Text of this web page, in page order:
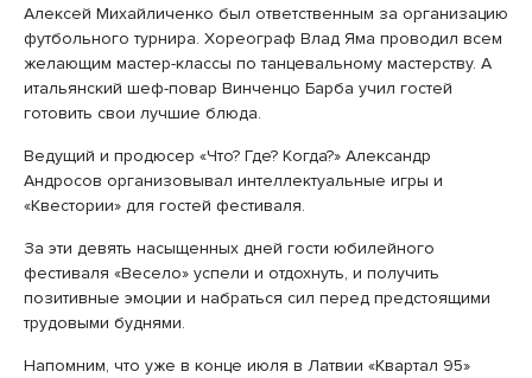
Алексей Михайличенко был ответственным за организацию
футбольного турнира. Хореограф Влад Яма проводил всем
желающим мастер-классы по танцевальному мастерству. А
итальянский шеф-повар Винченцо Барба учил гостей
готовить свои лучшие блюда.
Ведущий и продюсер «Что? Где? Когда?» Александр
Андросов организовывал интеллектуальные игры и
«Квестории» для гостей фестиваля.
За эти девять насыщенных дней гости юбилейного
фестиваля «Весело» успели и отдохнуть, и получить
позитивные эмоции и набраться сил перед предстоящими
трудовыми буднями.
Напомним, что уже в конце июля в Латвии «Квартал 95»